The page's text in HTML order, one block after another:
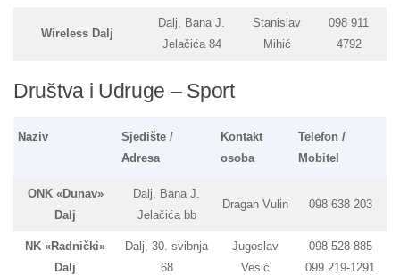
Wireless Dalj
Dalj, Bana J.
Jelačića 84
Stanislav
Mihić
098 911
4792
Društva i Udruge – Sport
Naziv
Sjedište /
Adresa
Kontakt
osoba
Telefon /
Mobitel
ONK «Dunav»
Dalj
Dalj, Bana J.
Jelačića bb
Dragan Vulin 098 638 203
NK «Radnički»
Dalj
Dalj, 30. svibnja
68
Jugoslav
Vesić
098 528-885
099 219-1291